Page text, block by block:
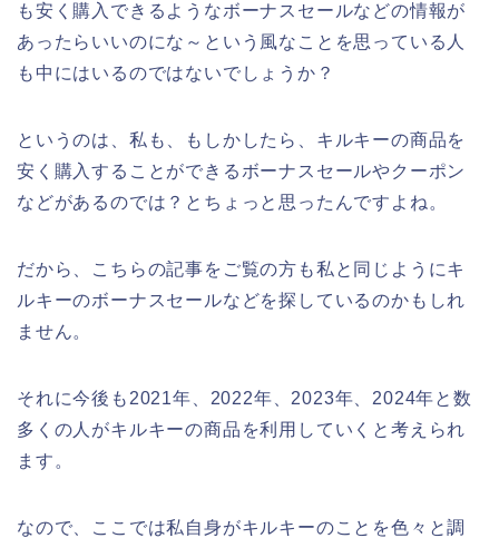
も安く購入できるようなボーナスセールなどの情報が
あったらいいのにな～という風なことを思っている人
も中にはいるのではないでしょうか？
というのは、私も、もしかしたら、キルキーの商品を
安く購入することができるボーナスセールやクーポン
などがあるのでは？とちょっと思ったんですよね。
だから、こちらの記事をご覧の方も私と同じようにキ
ルキーのボーナスセールなどを探しているのかもしれ
ません。
それに今後も2021年、2022年、2023年、2024年と数
多くの人がキルキーの商品を利用していくと考えられ
ます。
なので、ここでは私自身がキルキーのことを色々と調